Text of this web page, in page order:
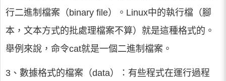
行二進制檔案（binary file）。Linux中的執行檔（腳
本，文本方式的批處理檔案不算）就是這種格式的。
舉例來說，命令cat就是一個二進制檔案。
3、數據格式的檔案（data）：有些程式在運行過程